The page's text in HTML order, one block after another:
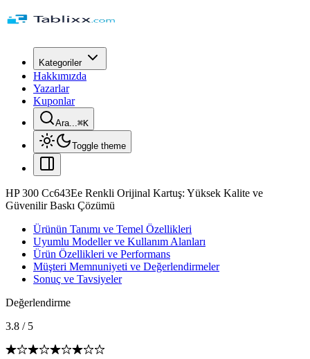
Kategoriler
Hakkımızda
Yazarlar
Kuponlar
Ara...⌘K
Toggle theme
HP 300 Cc643Ee Renkli Orijinal Kartuş: Yüksek Kalite ve
Güvenilir Baskı Çözümü
Ürünün Tanımı ve Temel Özellikleri
Uyumlu Modeller ve Kullanım Alanları
Ürün Özellikleri ve Performans
Müşteri Memnuniyeti ve Değerlendirmeler
Sonuç ve Tavsiyeler
Değerlendirme
3.8 / 5